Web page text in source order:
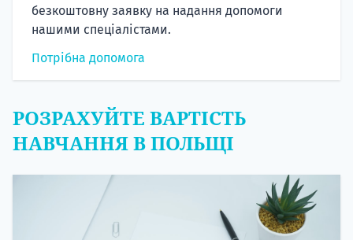
безкоштовну заявку на надання допомоги
нашими спеціалістами.
Потрібна допомога
РОЗРАХУЙТЕ ВАРТІСТЬ
НАВЧАННЯ В ПОЛЬЩІ